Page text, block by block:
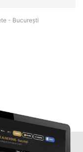
- Bucureşti